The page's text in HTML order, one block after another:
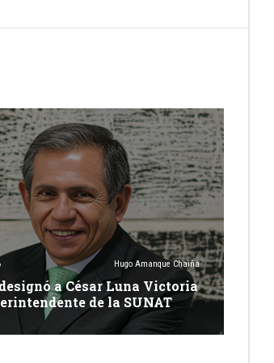
Hugo Amanque Chaiña
a César Luna Victoria
de la SUNAT